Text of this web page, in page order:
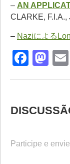
– AN
CLARKE, F.I.A.,
– Naziによる
Participe e